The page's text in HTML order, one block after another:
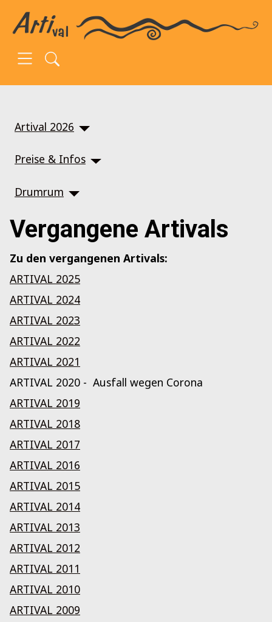
SKIP TO MAIN CONTENT
Artival 2026
Preise & Infos
Drumrum
Vergangene Artivals
Zu den vergangenen Artivals:
ARTIVAL 2025
ARTIVAL 2024
ARTIVAL 2023
ARTIVAL 2022
ARTIVAL 2021
ARTIVAL 2020 - Ausfall wegen Corona
ARTIVAL 2019
ARTIVAL 2018
ARTIVAL 2017
ARTIVAL 2016
ARTIVAL 2015
ARTIVAL 2014
ARTIVAL 2013
ARTIVAL 2012
ARTIVAL 2011
ARTIVAL 2010
ARTIVAL 2009